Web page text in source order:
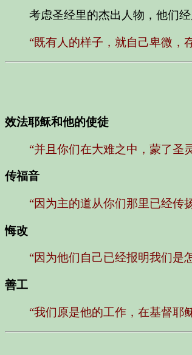
考虑圣经里的杰出人物，他们
“既有人的样子，就自己卑微，
效法耶稣和他的使徒
“并且你们在大难之中，蒙了圣
传福音
“因为主的道从你们那里已经传
悔改
“因为他们自己已经报明我们是
善工
“我们原是他的工作，在基督耶